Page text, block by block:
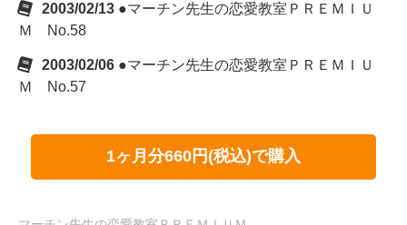
2003/02/13 ●マーチン先生の恋愛教室ＰＲＥＭＩＵ
Ｍ No.58
2003/02/06 ●マーチン先生の恋愛教室ＰＲＥＭＩＵ
Ｍ No.57
1ヶ月分660円(税込)で購入